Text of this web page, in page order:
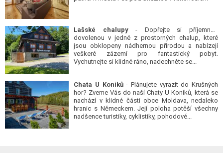
Lašské chalupy- Dopřejte si příjemnou
dovolenou v jedné z prostorných chalup, které
jsou obklopeny nádhernou přírodou a nabízejí
veškeré zázemí pro fantastický pobyt.
Vychutnejte si klidné ráno, nadechněte se...
Chata U Koníků- Plánujete vyrazit do Krušných
hor? Zveme Vás do naší Chaty U Koníků, která se
nachází v klidné části obce Moldava, nedaleko
hranic s Německem. Její poloha potěší všechny
nadšence turistiky, cyklistiky, pohodové...